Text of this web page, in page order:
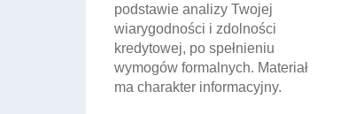
podstawie analizy Twojej
wiarygodności i zdolności
kredytowej, po spełnieniu
wymogów formalnych. Materiał
ma charakter informacyjny.